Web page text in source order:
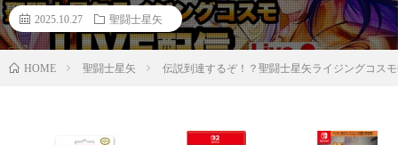
2025.10.27 聖闘士星矢
HOME 聖闘士星矢 伝説到達するぞ！？聖闘士星矢ライジングコス